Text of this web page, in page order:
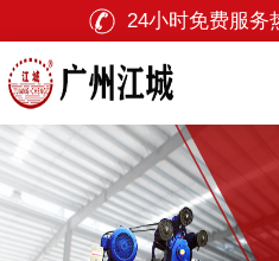
24小时免费服务